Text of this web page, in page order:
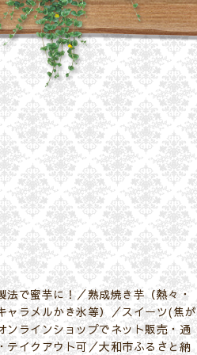
で蜜芋に！／熟成焼き芋（熱々・
ャラメルかき氷等）／スイーツ(焦が
ンラインショップでネット販売・通
テイクアウト可／大和市ふるさと納